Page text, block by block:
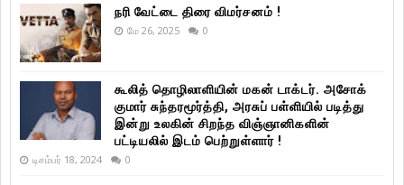
நரி வேட்டை திரை விமர்சனம் !
மே 26, 2025 0
கூலித் தொழிலாளியின் மகன் டாக்டர். அசோக்
குமார் சுந்தரமூர்த்தி, அரசுப் பள்ளியில் படித்து
இன்று உலகின் சிறந்த விஞ்ஞானிகளின்
பட்டியலில் இடம் பெற்றுள்ளார் !
டிசம்பர் 18, 2024 0